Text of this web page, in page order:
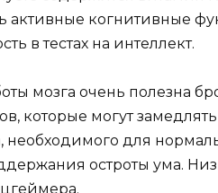
активные когнитивные
в тестах на интеллект.
мозга очень полезна
которые могут
необходимого для
остроты ума.